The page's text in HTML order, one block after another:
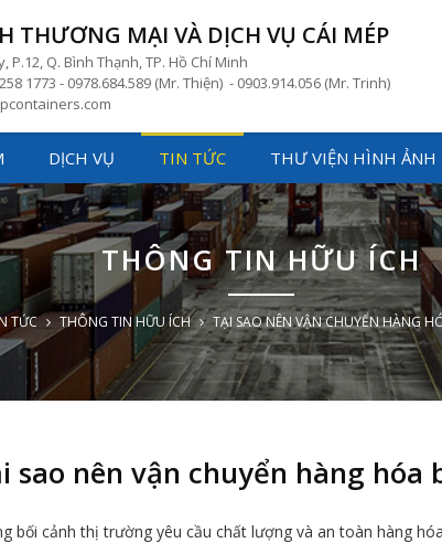
THƯƠNG MẠI VÀ DỊCH VỤ CÁI MÉP
P.12, Q. Bình Thạnh, TP. Hồ Chí Minh
1773 - 0978.684.589 (Mr. Thiện) - 0903.914.056 (Mr. Trinh)
DỊCH VỤ TIN TỨC THƯ VIỆN HÌNH ẢNH
THÔNG TIN HỮU ÍCH
TỨC THÔNG TIN HỮU ÍCH TẠI SAO NÊN VẬN CHUYỂN HÀNG
sao nên vận chuyển hàng hóa
bối cảnh thị trường yêu cầu chất lượng và an toàn hàng